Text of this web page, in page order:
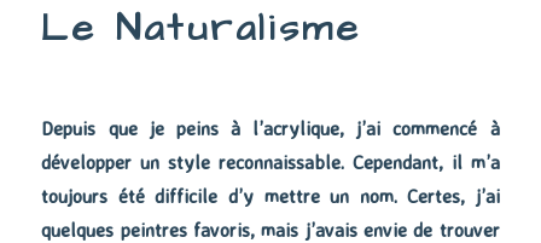
Le Naturalisme
Depuis que je peins à l’acrylique, j’ai commencé à
développer un style reconnaissable. Cependant, il m’a
toujours été difficile d’y mettre un nom. Certes, j’ai
quelques peintres favoris, mais j’avais envie de trouver